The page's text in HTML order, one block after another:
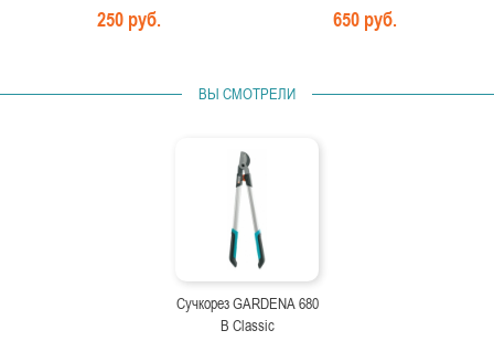
250 руб. 650 руб.
ВЫ СМОТРЕЛИ
Сучкорез GARDENA 680
B Classic